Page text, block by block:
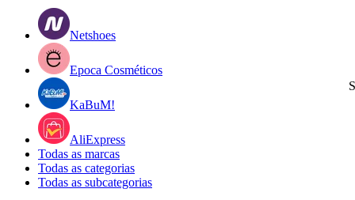
Netshoes
Epoca Cosméticos
KaBuM!
AliExpress
Todas as marcas
Todas as categorias
Todas as subcategorias